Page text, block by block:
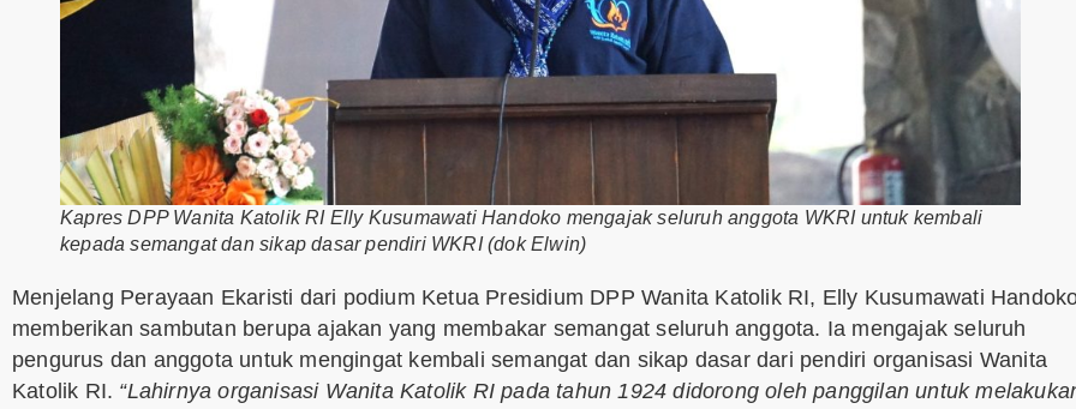
Kapres DPP Wanita Katolik RI Elly Kusumawati Handoko mengajak seluruh anggota WKRI untuk kembali
kepada semangat dan sikap dasar pendiri WKRI (dok Elwin)
Menjelang Perayaan Ekaristi dari podium Ketua Presidium DPP Wanita Katolik RI, Elly Kusumawati
memberikan sambutan berupa ajakan yang membakar semangat seluruh anggota. Ia mengajak seluruh
pengurus dan anggota untuk mengingat kembali semangat dan sikap dasar dari pendiri organisasi Wanita
Katolik RI. “Lahirnya organisasi Wanita Katolik RI pada tahun 1924 didorong oleh panggilan untuk